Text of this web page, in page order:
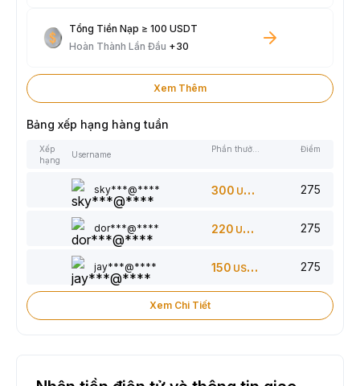
Tổng Tiền Nạp ≥ 100 USDT
Hoàn Thành Lần Đầu +30
Xem Thêm
Bảng xếp hạng hàng tuần
Xếp
hạng
Username
Điểm
sky***@**** 300 USDT 275
dor***@**** 220 USDT 275
jay***@**** 150 USDT 275
Xem Chi Tiết